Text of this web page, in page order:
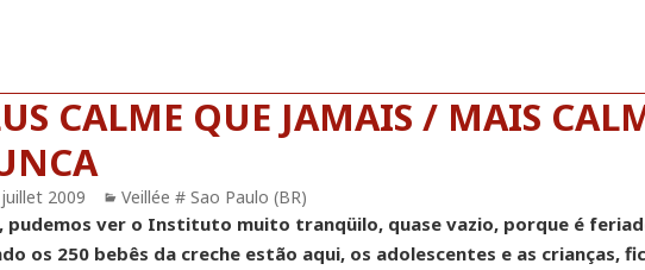
CALME QUE JAMAIS / MAIS
2009 Catégories
Veillée # Sao Paulo (BR)
pudemos ver o Instituto muito tranqüilo, quase vazio, porque é
os 250 bebês da creche estão aqui, os adolescentes e as crianças,